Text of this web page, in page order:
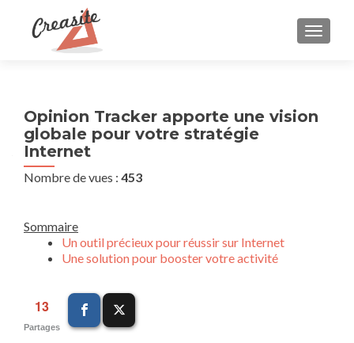
Opinion Tracker apporte une vision
globale pour votre stratégie
Internet
Nombre de vues : 453
Sommaire
Un outil précieux pour réussir sur Internet
Une solution pour booster votre activité
13
Partages